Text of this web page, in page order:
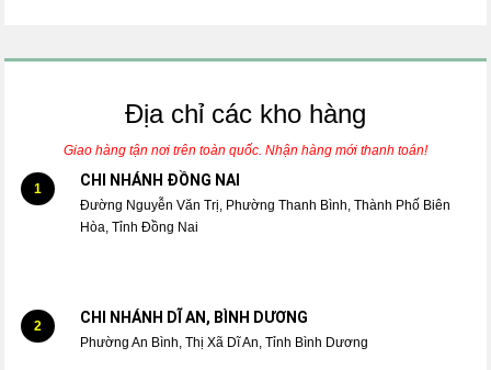
Địa chỉ các kho hàng
Giao hàng tận nơi trên toàn quốc. Nhận hàng mới thanh toán!
1 CHI NHÁNH ĐỒNG NAI
Đường Nguyễn Văn Trị, Phường Thanh Bình, Thành Phố Biên
Hòa, Tỉnh Đồng Nai
2 CHI NHÁNH DĨ AN, BÌNH DƯƠNG
Phường An Bình, Thị Xã Dĩ An, Tỉnh Bình Dương